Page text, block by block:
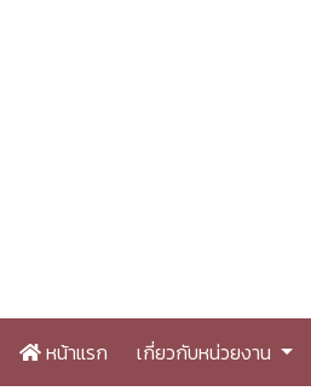
หน้าแรก เกี่ยวกับหน่วยงาน